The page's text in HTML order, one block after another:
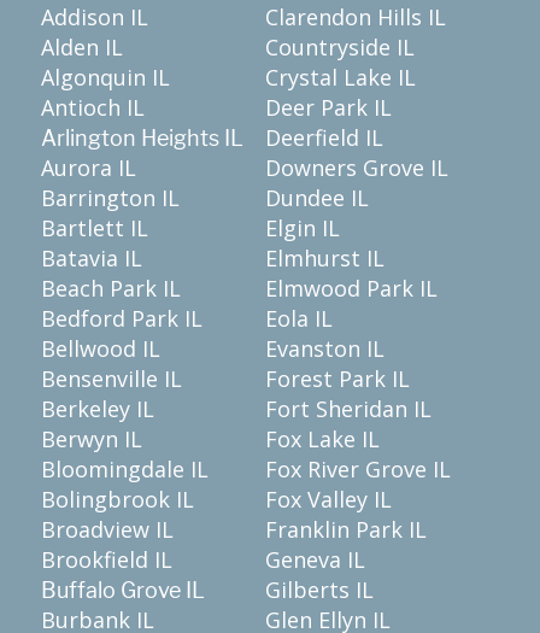
Addison IL
Alden IL
Algonquin IL
Antioch IL
Arlington Heights IL
Aurora IL
Barrington IL
Bartlett IL
Batavia IL
Beach Park IL
Bedford Park IL
Bellwood IL
Bensenville IL
Berkeley IL
Berwyn IL
Bloomingdale IL
Bolingbrook IL
Broadview IL
Brookfield IL
Buffalo Grove IL
Burbank IL
Clarendon Hills IL
Countryside IL
Crystal Lake IL
Deer Park IL
Deerfield IL
Downers Grove IL
Dundee IL
Elgin IL
Elmhurst IL
Elmwood Park IL
Eola IL
Evanston IL
Forest Park IL
Fort Sheridan IL
Fox Lake IL
Fox River Grove IL
Fox Valley IL
Franklin Park IL
Geneva IL
Gilberts IL
Glen Ellyn IL